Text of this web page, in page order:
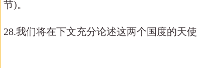
节)。
28.我们将在下文充分论述这两个国度的天使